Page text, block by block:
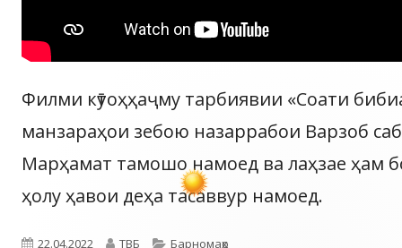
Филми кӯтоҳҳаҷму тарбиявии «Соати
манзараҳои зебою назаррабои Варзоб
Марҳамат тамошо намоед ва лаҳзае ҳам
ҳолу ҳавои деҳа тасаввур намоед.
Опубликовано
22.04.2022 Автор
ТВБ Рубрики
Барномаҳо